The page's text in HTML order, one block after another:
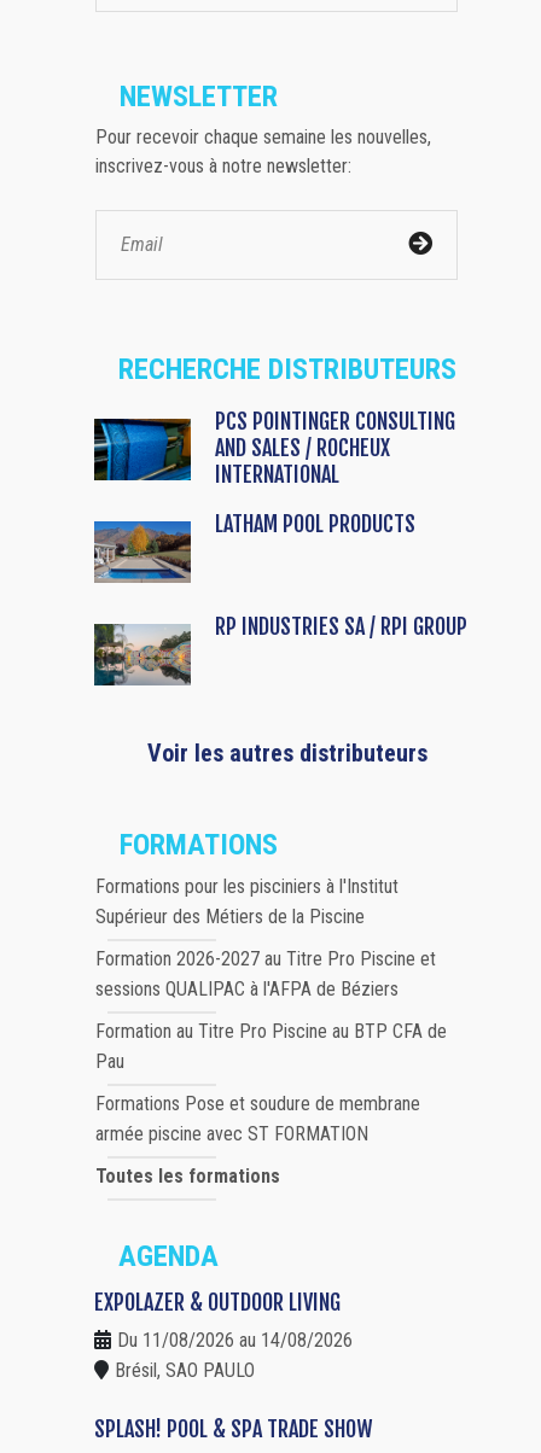
NEWSLETTER
Pour recevoir chaque semaine les nouvelles,
inscrivez-vous à notre newsletter:
RECHERCHE DISTRIBUTEURS
PCS POINTINGER CONSULTING
AND SALES / ROCHEUX
INTERNATIONAL
LATHAM POOL PRODUCTS
RP INDUSTRIES SA / RPI GROUP
Voir les autres distributeurs
FORMATIONS
Formations pour les pisciniers à l'Institut
Supérieur des Métiers de la Piscine
Formation 2026-2027 au Titre Pro Piscine et
sessions QUALIPAC à l'AFPA de Béziers
Formation au Titre Pro Piscine au BTP CFA de
Pau
Formations Pose et soudure de membrane
armée piscine avec ST FORMATION
Toutes les formations
AGENDA
EXPOLAZER & OUTDOOR LIVING
Du 11/08/2026 au 14/08/2026
Brésil, SAO PAULO
SPLASH! POOL & SPA TRADE SHOW